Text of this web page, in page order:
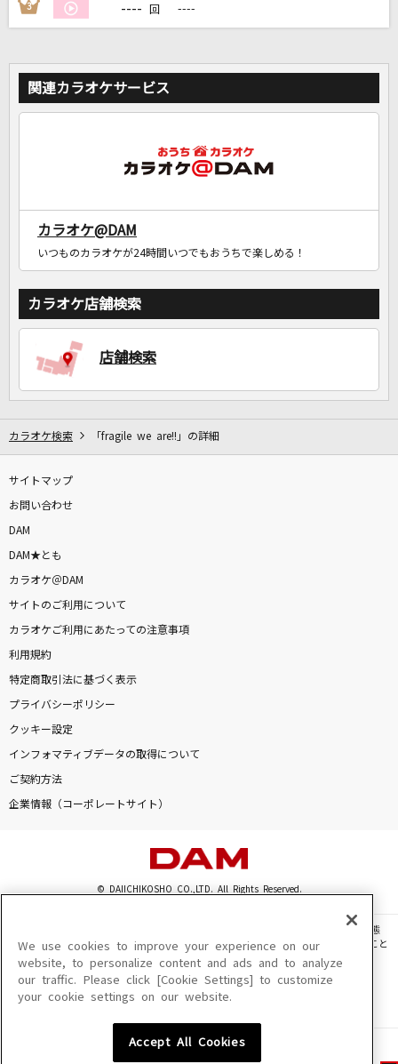
3 ---- 回 ----
関連カラオケサービス
カラオケ@DAM
いつものカラオケが24時間いつでもおうちで楽しめる！
カラオケ店舗検索
店舗検索
カラオケ検索 「fragile we are!!」の詳細
サイトマップ
お問い合わせ
DAM
DAM★とも
カラオケ＠DAM
サイトのご利用について
カラオケご利用にあたっての注意事項
利用規約
特定商取引法に基づく表示
プライバシーポリシー
クッキー設定
インフォマティブデータの取得について
ご契約方法
企業情報（コーポレートサイト）
© DAIICHIKOSHO CO.,LTD. All Rights Reserved.
このサイトに掲載されている一切の文章・画像・写真・動画・音声等を、手段や形態
を問わず、著作権法の定める範囲を超えて無断で複製、転載、ファイル化などすること
を禁じます。
楽曲及びコンテンツは、機種によりご利用いただけない場合があります。
楽曲及びコンテンツの配信日、配信内容が変更になる場合があります。
We use cookies to improve your experience on our
website, to personalize content and ads and to analyze
our traffic. Please click [Cookie Settings] to customize
your cookie settings on our website.
Accept All Cookies